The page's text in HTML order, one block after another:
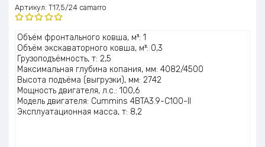
Артикул: T17,5/24 camarro
Оценка
5.00из 5
Объём фронтального ковша, м³: 1
Объём экскаваторного ковша, м³: 0,3
Грузоподъёмность, т: 2,5
Максимальная глубина копания, мм: 4082/4500
Высота подъёма (выгрузки), мм: 2742
Мощность двигателя, л.с.: 100,6
Модель двигателя: Cummins 4BTA3.9-C100-II
Эксплуатационная масса, т: 8,2